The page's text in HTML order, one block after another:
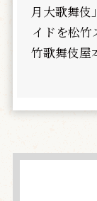
月大歌舞伎
イドを松竹
竹歌舞伎屋